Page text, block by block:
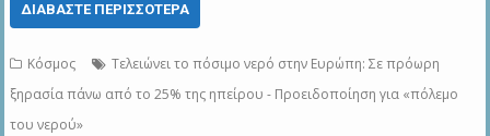
ΔΙΑΒΆΣΤΕ ΠΕΡΙΣΣΌΤΕΡΑ
Κόσμος
Τελειώνει το πόσιμο νερό στην Ευρώπη: Σε πρόωρη
ξηρασία πάνω από το 25% της ηπείρου - Προειδοποίηση για «πόλεμο
του νερού»